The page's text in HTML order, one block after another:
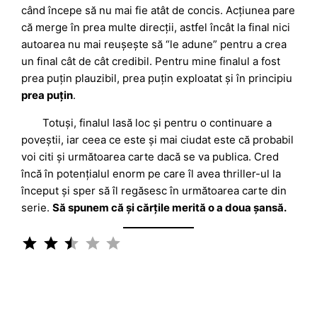
când începe să nu mai fie atât de concis. Acțiunea pare
că merge în prea multe direcții, astfel încât la final nici
autoarea nu mai reușește să “le adune” pentru a crea
un final cât de cât credibil. Pentru mine finalul a fost
prea puțin plauzibil, prea puțin exploatat și în principiu
prea puțin.
Totuși, finalul lasă loc și pentru o continuare a
poveștii, iar ceea ce este și mai ciudat este că probabil
voi citi și următoarea carte dacă se va publica. Cred
încă în potențialul enorm pe care îl avea thriller-ul la
început și sper să îl regăsesc în următoarea carte din
serie.Să spunem că și cărțile merită o a doua șansă.
Rating: 2.5 out of 5.